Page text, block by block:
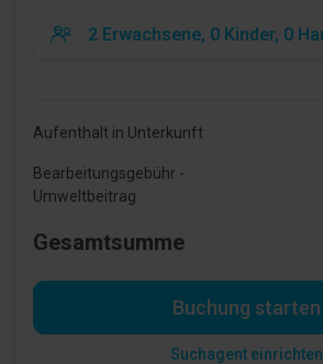
Aufenthalt in Unterkunft
Bearbeitungsgebühr -
Umweltbeitrag
Gesamtsumme
Buchung starten
Suchagent einrichten